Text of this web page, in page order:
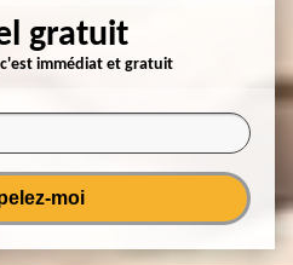
gratuit
immédiat et gratuit